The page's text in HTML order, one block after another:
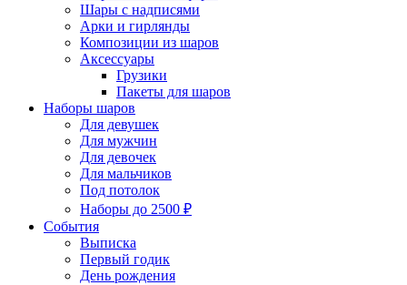
Шары с надписями
Арки и гирлянды
Композиции из шаров
Аксессуары
Грузики
Пакеты для шаров
Наборы шаров
Для девушек
Для мужчин
Для девочек
Для мальчиков
Под потолок
Наборы до 2500 ₽
События
Выписка
Первый годик
День рождения